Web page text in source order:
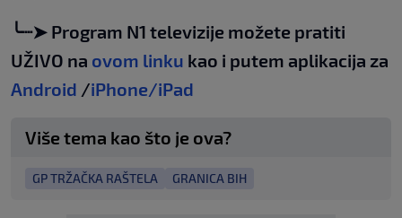
╰┈➤ Program N1 televizije možete pratiti
UŽIVO na ovom linku kao i putem aplikacija za
Android /iPhone/iPad
Više tema kao što je ova?
GP TRŽAČKA RAŠTELA GRANICA BIH